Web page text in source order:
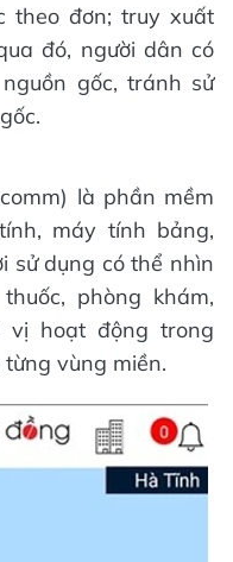
theo đơn; truy xuất
đó, người dân có
gốc, tránh sử
là phần mềm
máy tính bảng,
sử dụng có thể nhìn
phòng khám,
hoạt động trong
vùng miền.